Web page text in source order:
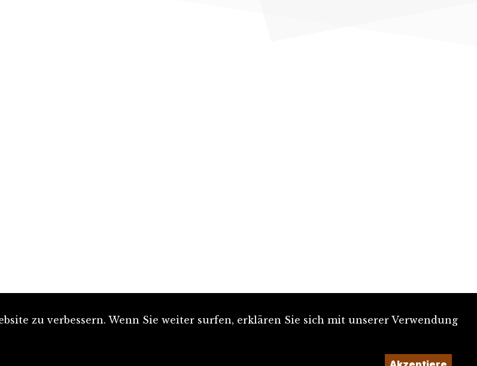
zu verbessern. Wenn Sie weiter surfen, erklären Sie sich mit unserer Verwendung